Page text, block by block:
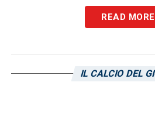
passato, chi sono i
disputato più partite nella
READ MORE
IL CALCIO DEL